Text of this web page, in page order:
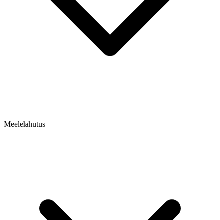
Meelelahutus